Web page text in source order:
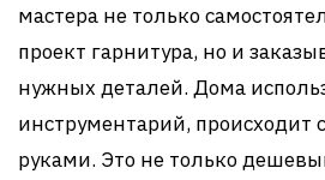
мастера не только
проект гарнитура, но и
нужных деталей. Дома
инструментарий, происходит
руками. Это не только